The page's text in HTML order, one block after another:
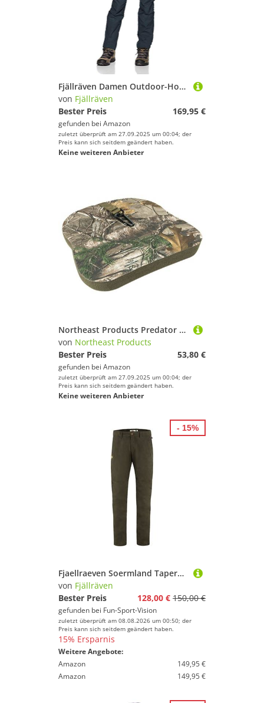
Fjällräven Damen Outdoor-Hose Karla Pro Curved, Dusk, 36, F89727-042
von Fjällräven
Bester Preis
169,95 €
gefunden bei Amazon
zuletzt überprüft am 27.09.2025 um 00:04; der
Preis kann sich seitdem geändert haben.
Keine weiteren Anbieter
Northeast Products Predator Therm-a-Seat Realtree Edge, dick, groß (33 x 35,6 x 3,8 cm)
von Northeast Products
Bester Preis
53,80 €
gefunden bei Amazon
zuletzt überprüft am 27.09.2025 um 00:04; der
Preis kann sich seitdem geändert haben.
Keine weiteren Anbieter
Fjaellraeven Soermland Tapered Trousers Dark Olive
von Fjällräven
Bester Preis
128,00 € 150,00 €
gefunden bei Fun-Sport-Vision
zuletzt überprüft am 08.08.2026 um 00:50; der
Preis kann sich seitdem geändert haben.
15% Ersparnis
Weitere Angebote:
Amazon
149,95 €
Amazon
149,95 €
- 15%